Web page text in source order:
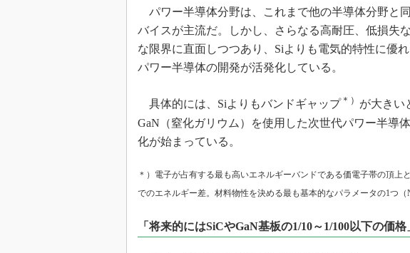
JASA発IoT通信
IHSアナリスト「未来展望」
「英語に愛されないエンジニア」
パワー半導体分野は、これまで他の半導体分野と
バイスが主流だ。しかし、さらなる高耐圧、低損失
な限界に直面しつつあり、Siよりも電気的特性に優
パワー半導体の開発が活発化している。
具体的には、Siよりもバンドギャップ＊） が大きい
GaN（窒化ガリウム）を使用した次世代パワー半導
化が始まっている。
＊）電子が占有する最も高いエネルギーバンドである価電子帯の頂上
でのエネルギー差。材料物性を決める最も基本的なパラメータの1つ（
「将来的にはSiCやGaN基板の1/10～1/100以下の価格